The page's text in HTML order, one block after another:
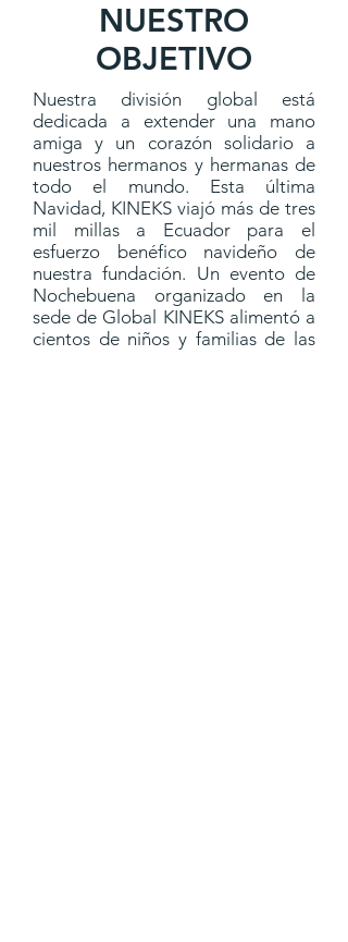
NUESTRO
OBJETIVO
Nuestra división global está
dedicada a extender una mano
amiga y un corazón solidario a
nuestros hermanos y hermanas de
todo el mundo. Esta última
Navidad, KINEKS viajó más de tres
mil millas a Ecuador para el
esfuerzo benéfico navideño de
nuestra fundación. Un evento de
Nochebuena organizado en la
sede de Global KINEKS alimentó a
cientos de niños y familias de las